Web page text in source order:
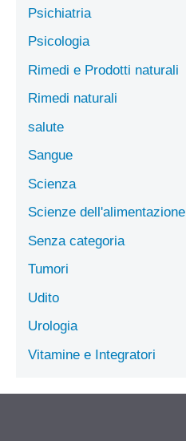
Psichiatria
Psicologia
Rimedi e Prodotti naturali
Rimedi naturali
salute
Sangue
Scienza
Scienze dell'alimentazione
Senza categoria
Tumori
Udito
Urologia
Vitamine e Integratori